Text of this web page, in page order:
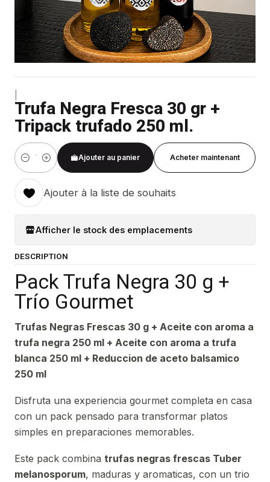
Trufa Negra Fresca 30 gr +
Tripack trufado 250 ml.
Quantité
Ajouter au panier Acheter maintenant
Ajouter à la liste de souhaits
Afficher le stock des emplacements
DESCRIPTION
Pack Trufa Negra 30 g +
Trío Gourmet
Trufas Negras Frescas 30 g + Aceite con aroma a
trufa negra 250 ml + Aceite con aroma a trufa
blanca 250 ml + Reduccion de aceto balsamico
250 ml
Disfruta una experiencia gourmet completa en casa
con un pack pensado para transformar platos
simples en preparaciones memorables.
Este pack combina trufas negras frescas Tuber
melanosporum, maduras y aromaticas, con un trio